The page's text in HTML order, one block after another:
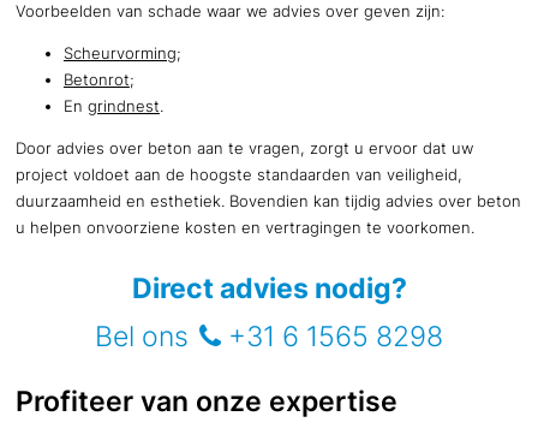
Voorbeelden van schade waar we advies over geven zijn:
Scheurvorming;
Betonrot;
En grindnest.
Door advies over beton aan te vragen, zorgt u ervoor dat uw
project voldoet aan de hoogste standaarden van veiligheid,
duurzaamheid en esthetiek. Bovendien kan tijdig advies over beton
u helpen onvoorziene kosten en vertragingen te voorkomen.
Direct advies nodig?
Bel ons  +31 6 1565 8298
Profiteer van onze expertise